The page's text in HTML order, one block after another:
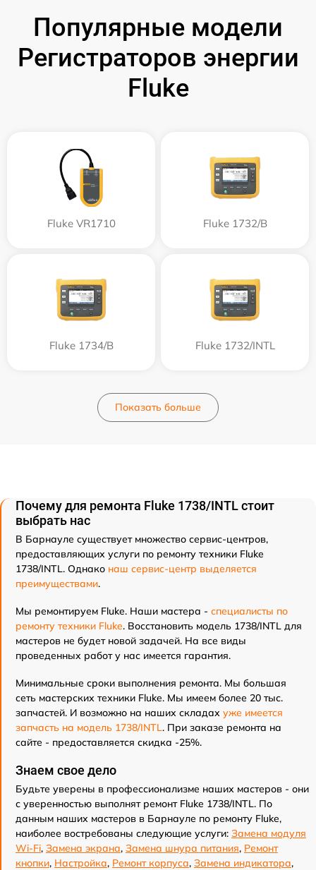
Популярные модели
Регистраторов энергии
Fluke
Fluke VR1710 Fluke 1732/B
Fluke 1734/B Fluke 1732/INTL
Показать больше
Почему для ремонта Fluke 1738/INTL стоит
выбрать нас
В Барнауле существует множество сервис-центров,
предоставляющих услуги по ремонту техники Fluke
1738/INTL. Однако наш сервис-центр выделяется
преимуществами.
Мы ремонтируем Fluke. Наши мастера - специалисты по
ремонту техники Fluke. Восстановить модель 1738/INTL для
мастеров не будет новой задачей. На все виды
проведенных работ у нас имеется гарантия.
Минимальные сроки выполнения ремонта. Мы большая
сеть мастерских техники Fluke. Мы имеем более 20 тыс.
запчастей. И возможно на наших складах уже имеется
запчасть на модель 1738/INTL. При заказе ремонта на
сайте - предоставляется скидка -25%.
Знаем свое дело
Будьте уверены в профессионализме наших мастеров - они
с уверенностью выполнят ремонт Fluke 1738/INTL. По
данным наших мастеров в Барнауле по ремонту Fluke,
наиболее востребованы следующие услуги: Замена модуля
Wi-Fi, Замена экрана, Замена шнура питания, Ремонт
кнопки, Настройка, Ремонт корпуса, Замена индикатора,